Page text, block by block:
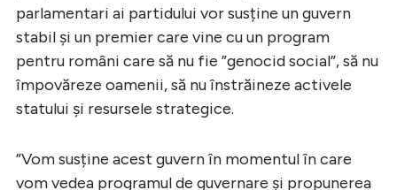
parlamentari ai partidului vor susține un guvern
stabil și un premier care vine cu un program
pentru români care să nu fie ”genocid social”, să nu
împovăreze oamenii, să nu înstrăineze activele
statului și resursele strategice.
”Vom susține acest guvern în momentul în care
vom vedea programul de guvernare și propunerea